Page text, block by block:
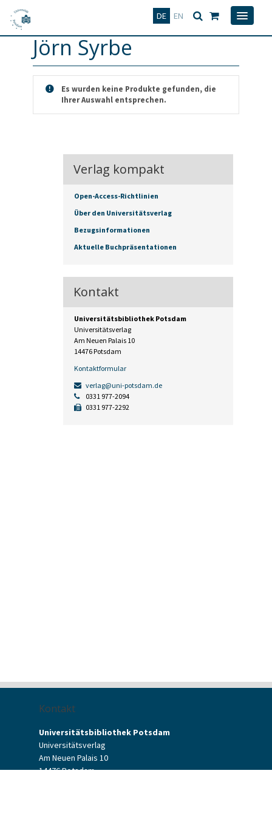
DE EN
Deutsch
Jörn Syrbe
Es wurden keine Produkte gefunden, die
Ihrer Auswahl entsprechen.
Verlag kompakt
Open-Access-Richtlinien
Über den Universitätsverlag
Bezugsinformationen
Aktuelle Buchpräsentationen
Kontakt
Universitätsbibliothek Potsdam
Universitätsverlag
Am Neuen Palais 10
14476 Potsdam
Kontaktformular
verlag@uni-potsdam.de
0331 977-2094
0331 977-2292
Kontakt
Universitätsbibliothek Potsdam
Universitätsverlag
Am Neuen Palais 10
14476 Potsdam